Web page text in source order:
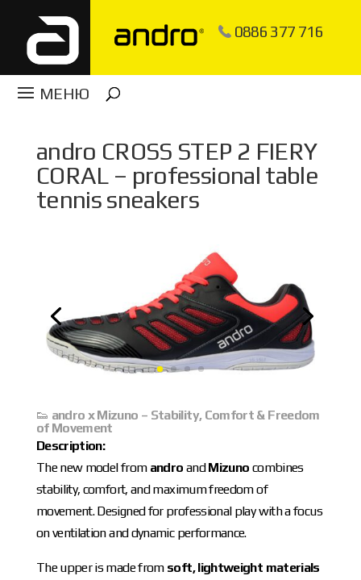
0886 377 716
andro CROSS STEP 2 FIERY
CORAL – professional table
tennis sneakers
👟 andro x Mizuno – Stability, Comfort & Freedom
of Movement
Description:
The new model from andro andMizuno combines
stability, comfort, and maximum freedom of
movement. Designed for professional play with a focus
on ventilation and dynamic performance.
The upper is made from soft, lightweight materials